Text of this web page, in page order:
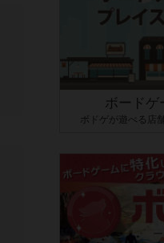
ボードゲ
ボドゲが遊べる店